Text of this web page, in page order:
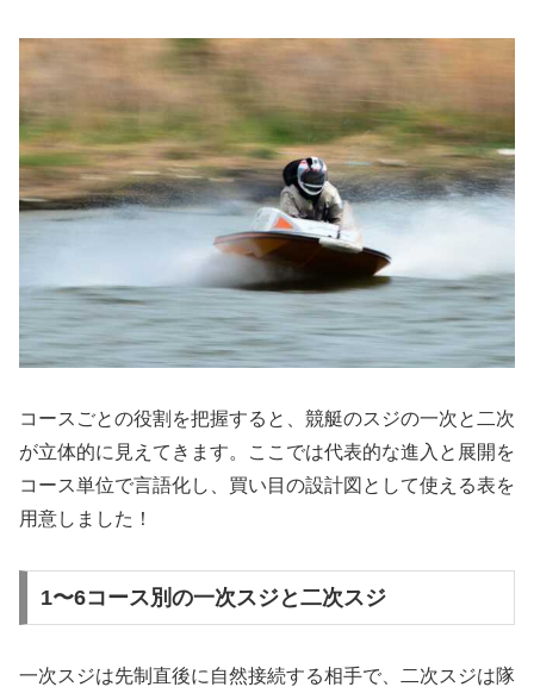
コースごとの役割を把握すると、競艇のスジの一次と二次
が立体的に見えてきます。ここでは代表的な進入と展開を
コース単位で言語化し、買い目の設計図として使える表を
用意しました！
1〜6コース別の一次スジと二次スジ
一次スジは先制直後に自然接続する相手で、二次スジは隊